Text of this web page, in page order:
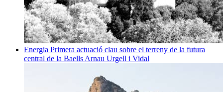
Energia Primera actuació clau sobre el terreny de la futura
central de la Baells Arnau Urgell i Vidal